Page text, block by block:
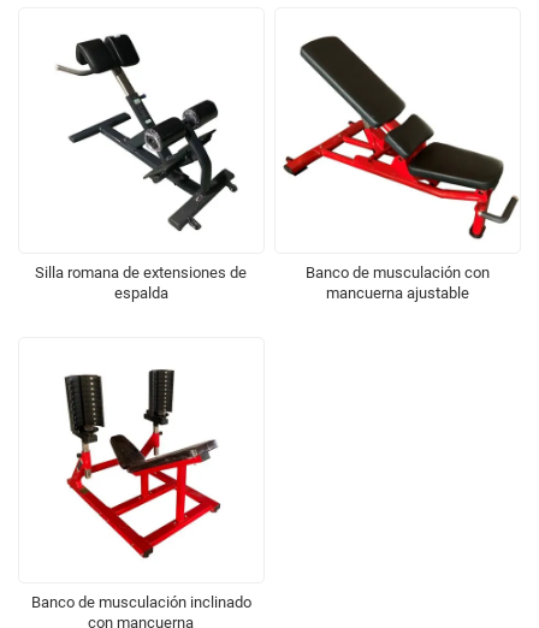
Silla romana de extensiones de
espalda
Banco de musculación con
mancuerna ajustable
Banco de musculación inclinado
con mancuerna